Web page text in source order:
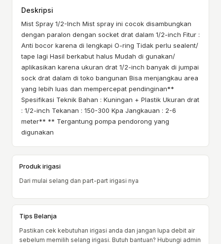
Deskripsi
Mist Spray 1/2-Inch Mist spray ini cocok disambungkan
dengan paralon dengan socket drat dalam 1/2-inch Fitur :
Anti bocor karena di lengkapi O-ring Tidak perlu sealent/
tape lagi Hasil berkabut halus Mudah di gunakan/
aplikasikan karena ukuran drat 1/2-inch banyak di jumpai
sock drat dalam di toko bangunan Bisa menjangkau area
yang lebih luas dan mempercepat pendinginan**
Spesifikasi Teknik Bahan : Kuningan + Plastik Ukuran drat
: 1/2-inch Tekanan : 150-300 Kpa Jangkauan : 2-6
meter** ** Tergantung pompa pendorong yang
digunakan
Produk irigasi
Dari mulai selang dan part-part irigasi nya
Tips Belanja
Pastikan cek kebutuhan irigasi anda dan jangan lupa debit air
sebelum memilih selang irigasi. Butuh bantuan? Hubungi admin